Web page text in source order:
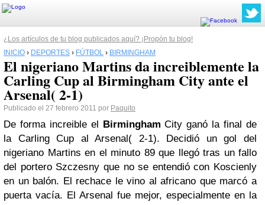
¿Los artículos de tu blog publicados aquí? ¡Propón tu blog!
INICIO › DEPORTES › FÚTBOL › BIRMINGHAM
El nigeriano Martins da increiblemente la
Carling Cup al Birmingham City ante el
Arsenal( 2-1)
Publicado el 27 febrero 2011 por Paquito
De forma increible el Birmingham City ganó la final de
la Carling Cup al Arsenal( 2-1). Decidió un gol del
nigeriano Martins en el minuto 89 que llegó tras un fallo
del portero Szczesny que no se entendió con Koscienly
en un balón. El rechace le vino al africano que marcó a
puerta vacía. El Arsenal fue mejor, especialmente en la